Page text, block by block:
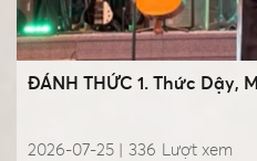
ĐÁNH THỨC 1. Thức Dậy,
2026-07-25 | Lượt xem
336